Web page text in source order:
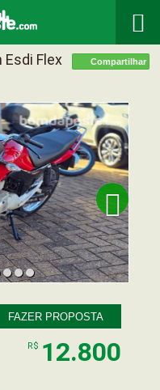

Esdi Flex Compartilhar

FAZER PROPOSTA
R$ 12.800